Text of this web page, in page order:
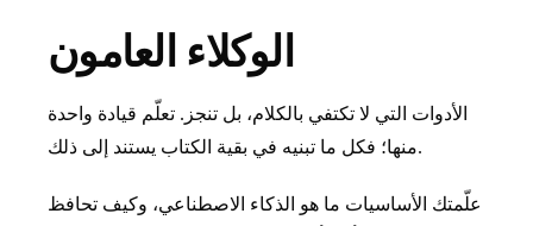
الوكلاء العامون
الأدوات التي لا تكتفي بالكلام، بل تنجز. تعلّم قيادة واحدة
منها؛ فكل ما تبنيه في بقية الكتاب يستند إلى ذلك.
علّمتك الأساسيات ما هو الذكاء الاصطناعي، وكيف تحافظ